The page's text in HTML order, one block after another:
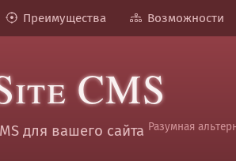
Преимущества Возможности
CMS
для вашего сайта Разумная